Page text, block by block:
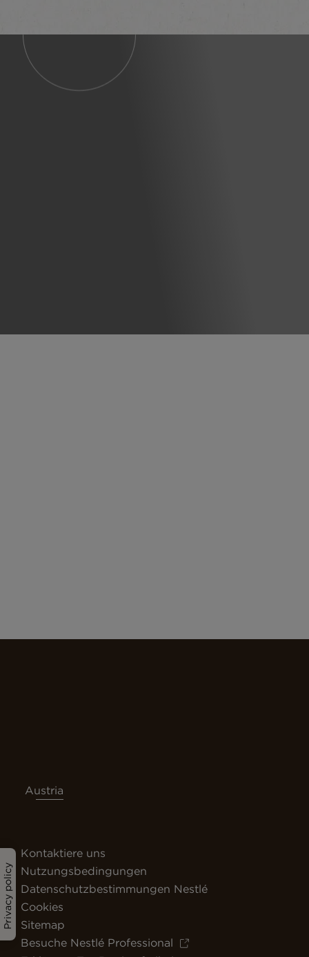
Privacy policy
Austria
Kontaktiere uns
Nutzungsbedingungen
Datenschutzbestimmungen Nestlé
Cookies
Sitemap
Besuche Nestlé Professional